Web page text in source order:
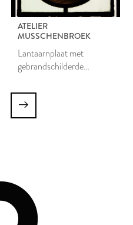
ATELIER
MUSSCHENBROEK
Lantaarnplaat met
gebrandschilderde
achtighe Tijs